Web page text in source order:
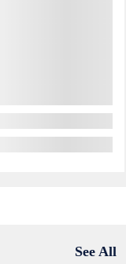
See All